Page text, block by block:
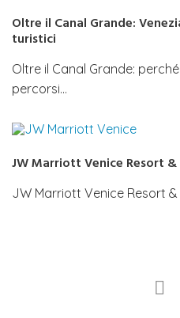
Oltre il Canal Grande:
turistici
Oltre il Canal Grande:
percorsi…
JW Marriott Venice Resort
JW Marriott Venice Resort &